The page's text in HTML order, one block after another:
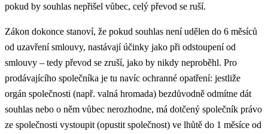
pokud by souhlas nepřišel vůbec, celý převod se ruší.
Zákon dokonce stanoví, že pokud souhlas není udělen do 6 měsíců
od uzavření smlouvy, nastávají účinky jako při odstoupení od
smlouvy – tedy převod se zruší, jako by nikdy neproběhl. Pro
prodávajícího společníka je tu navíc ochranné opatření: jestliže
orgán společnosti (např. valná hromada) bezdůvodně odmítne dát
souhlas nebo o něm vůbec nerozhodne, má dotčený společník právo
ze společnosti vystoupit (opustit společnost) ve lhůtě do 1 měsíce od